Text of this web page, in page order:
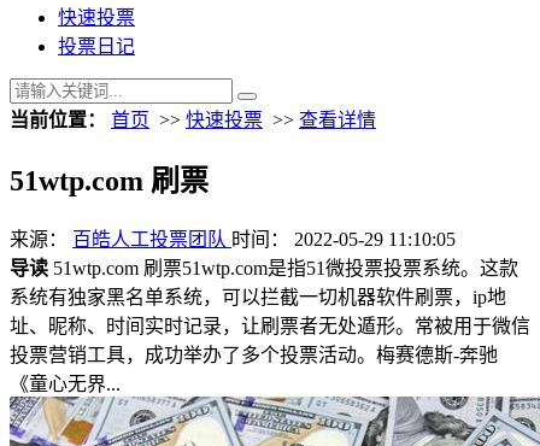
快速投票
投票日记
当前位置： 首页 >> 快速投票 >> 查看详情
51wtp.com 刷票
来源： 百皓人工投票团队 时间： 2022-05-29 11:10:05
导读 51wtp.com 刷票51wtp.com是指51微投票投票系统。这款
系统有独家黑名单系统，可以拦截一切机器软件刷票，ip地
址、昵称、时间实时记录，让刷票者无处遁形。常被用于微信
投票营销工具，成功举办了多个投票活动。梅赛德斯-奔驰
《童心无界...